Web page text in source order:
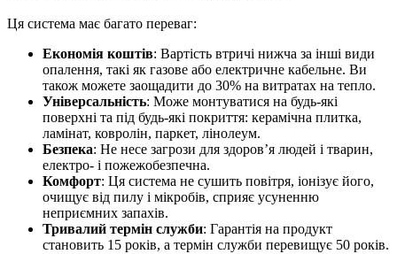
Ця система має багато переваг:
Економія коштів: Вартість втричі нижча за інші види
опалення, такі як газове або електричне кабельне. Ви
також можете заощадити до 30% на витратах на тепло.
Універсальність: Може монтуватися на будь-які
поверхні та під будь-які покриття: керамічна плитка,
ламінат, ковролін, паркет, лінолеум.
Безпека: Не несе загрози для здоров’я людей і тварин,
електро- і пожежобезпечна.
Комфорт: Ця система не сушить повітря, іонізує його,
очищує від пилу і мікробів, сприяє усуненню
неприємних запахів.
Тривалий термін служби: Гарантія на продукт
становить 15 років, а термін служби перевищує 50 років.